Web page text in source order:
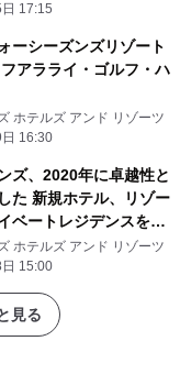
17:15
ーシーズンズリゾート
アラライ・ゴルフ・ハ
ホテルズ アンド リゾーツ
16:30
ズ、2020年に卓越性と
た 新規ホテル、リゾー
ベートレジデンスを開
ホテルズ アンド リゾーツ
15:00
見る